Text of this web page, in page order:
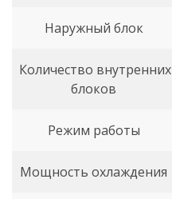
Наружный блок
Количество внутренних
блоков
Режим работы
Мощность охлаждения